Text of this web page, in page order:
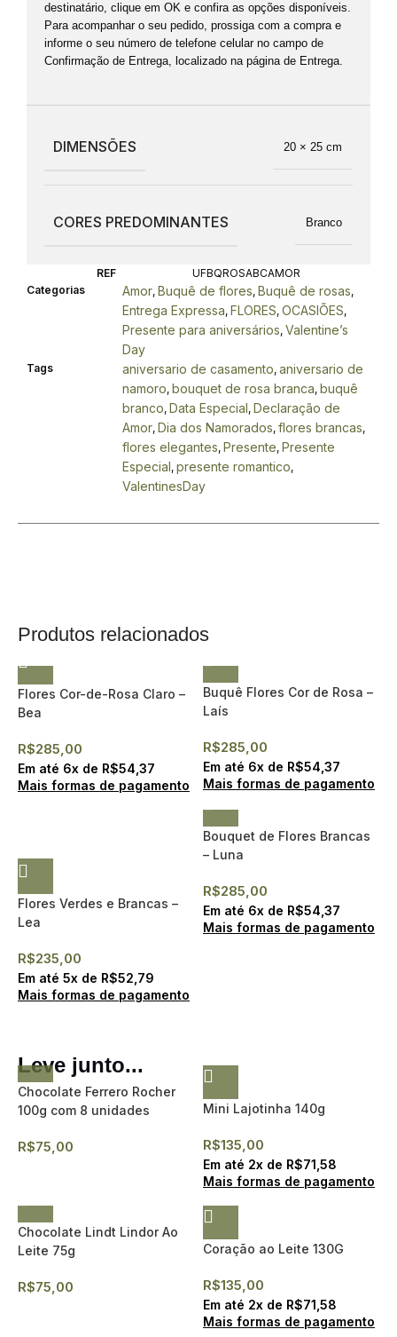
Produtos relacionados
Flores Cor-de-Rosa Claro –
Bea
R$285,00
Em até 6x de R$54,37
Mais formas de pagamento
Buquê Flores Cor de Rosa –
Laís
R$285,00
Em até 6x de R$54,37
Mais formas de pagamento
Flores Verdes e Brancas –
Lea
R$235,00
Em até 5x de R$52,79
Mais formas de pagamento
Bouquet de Flores Brancas
– Luna
R$285,00
Em até 6x de R$54,37
Mais formas de pagamento
Leve junto...
Chocolate Ferrero Rocher
100g com 8 unidades
R$75,00
Mini Lajotinha 140g
R$135,00
Em até 2x de R$71,58
Mais formas de pagamento
Chocolate Lindt Lindor Ao
Leite 75g
R$75,00
Coração ao Leite 130G
R$135,00
Em até 2x de R$71,58
Mais formas de pagamento
destinatário, clique em OK e confira as opções disponíveis.
Para acompanhar o seu pedido, prossiga com a compra e
informe o seu número de telefone celular no campo de
Confirmação de Entrega, localizado na página de Entrega.
DIMENSÕES 20 × 25 cm
CORES PREDOMINANTES Branco
REF
UFBQROSABCAMOR
Categorias
Amor, Buquê de flores, Buquê de rosas,
Entrega Expressa, FLORES, OCASIÕES,
Presente para aniversários, Valentine’s
Day
Tags aniversario de casamento, aniversario de
namoro, bouquet de rosa branca, buquê
branco, Data Especial, Declaração de
Amor, Dia dos Namorados, flores brancas,
flores elegantes, Presente, Presente
Especial, presente romantico,
ValentinesDay